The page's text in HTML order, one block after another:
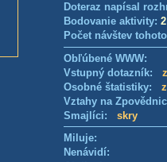
Doteraz napísal
Bodovanie aktivity:
Počet návštev
Obľúbené WWW:
Vstupný dotazník:
Osobné štatistiky:
Vztahy na
Smajlíci: skry
Miluje:
Nenávidí: